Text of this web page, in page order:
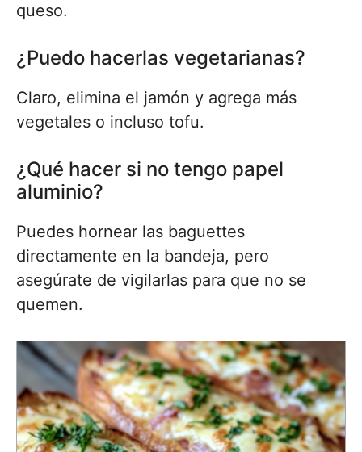
queso.
¿Puedo hacerlas vegetarianas?
Claro, elimina el jamón y agrega más
vegetales o incluso tofu.
¿Qué hacer si no tengo papel
aluminio?
Puedes hornear las baguettes
directamente en la bandeja, pero
asegúrate de vigilarlas para que no se
quemen.